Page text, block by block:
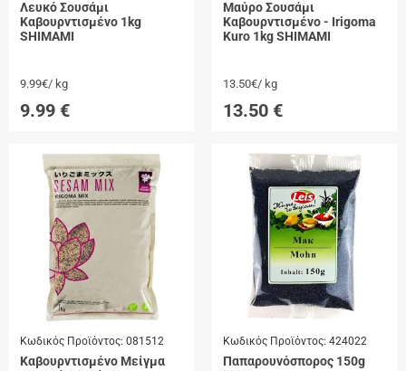
Λευκό Σουσάμι
Καβουρντισμένο 1kg
SHIMAMI
9.99€/ kg
9.99 €
Μαύρο Σουσάμι
Καβουρντισμένο - Irigoma
Kuro 1kg SHIMAMI
13.50€/ kg
13.50 €
Κωδικός Προϊόντος: 081512
Καβουρντισμένο Μείγμα
Κωδικός Προϊόντος: 424022
Παπαρουνόσπορος 150g